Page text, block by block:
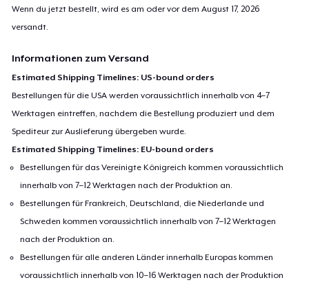
Wenn du jetzt bestellt, wird es am oder vor demAugust 17, 2026
versandt.
Informationen zum Versand
Estimated Shipping Timelines: US-bound orders
Bestellungen für die USA werden voraussichtlich innerhalb von 4–7
Werktagen eintreffen, nachdem die Bestellung produziert und dem
Spediteur zur Auslieferung übergeben wurde.
Estimated Shipping Timelines: EU-bound orders
Bestellungen für das Vereinigte Königreich kommen voraussichtlich
innerhalb von 7–12 Werktagen nach der Produktion an.
Bestellungen für Frankreich, Deutschland, die Niederlande und
Schweden kommen voraussichtlich innerhalb von 7–12 Werktagen
nach der Produktion an.
Bestellungen für alle anderen Länder innerhalb Europas kommen
voraussichtlich innerhalb von 10–16 Werktagen nach der Produktion